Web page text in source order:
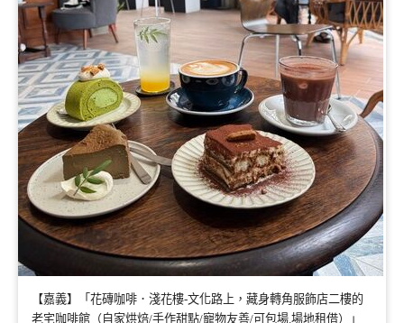
【嘉義】「花磚咖啡．淺花樓-文化路上，藏身轉角服飾店二樓的
老宅咖啡館（自家烘焙/手作甜點/寵物友善/可包場.場地租借）」